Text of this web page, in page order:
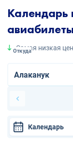
Календарь
Самая низкая
Откуда
Календарь